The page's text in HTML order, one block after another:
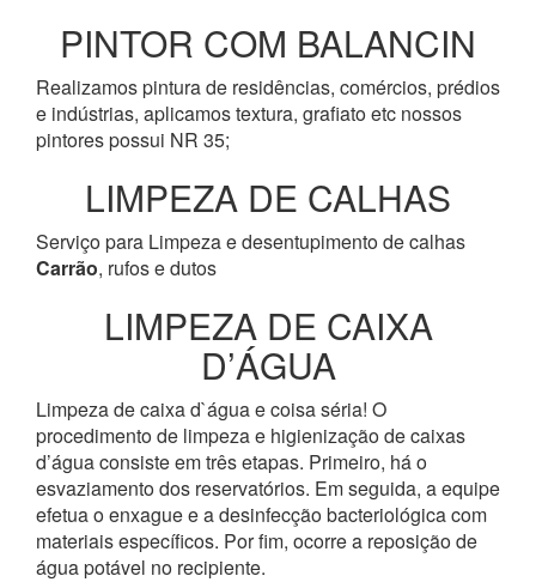
PINTOR COM BALANCIN
Realizamos pintura de residências, comércios, prédios
e indústrias, aplicamos textura, grafiato etc nossos
pintores possui NR 35;
LIMPEZA DE CALHAS
Serviço para Limpeza e desentupimento de calhas
Carrão, rufos e dutos
LIMPEZA DE CAIXA
D’ÁGUA
Limpeza de caixa d`água e coisa séria! O
procedimento de limpeza e higienização de caixas
d’água consiste em três etapas. Primeiro, há o
esvaziamento dos reservatórios. Em seguida, a equipe
efetua o enxague e a desinfecção bacteriológica com
materiais específicos. Por fim, ocorre a reposição de
água potável no recipiente.